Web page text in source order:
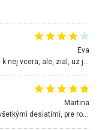
Eva
Hojdacka v Krpelanoch uz nie je, vysli sme si k nej vcera, ale, zial, uz je znicena. Ak sem planujete cestu len kvoli hojdacke, mozete si ju usetrit. Krasny vyhlad je tu vsak aj bez hojdacky :-)
Martina
Nádherné miesto ktoré odporúčam navštíviť všetkými desiatimi, pre rodiny s deťmi, dôchodcom... Proste a jednoducho ozaj rozprávkový les.. určite ešte prídeme. Odniesli sme si na pamiatku krásne tričká,